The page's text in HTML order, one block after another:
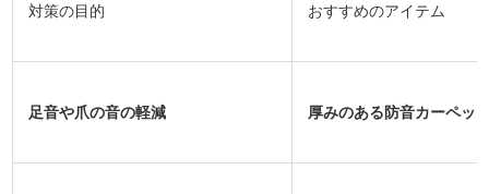
対策の目的 おすすめのアイテム
足音や爪の音の軽減 厚みのある防音カーペッ